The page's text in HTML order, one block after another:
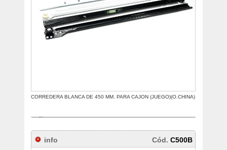
CORREDERA BLANCA DE 450 MM. PARA CAJON (JUEGO)(O.CHINA)
info Cód.C500B